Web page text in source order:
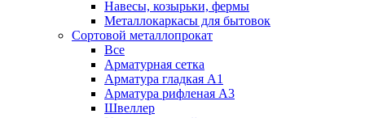
Навесы, козырьки, фермы
Металлокаркасы для бытовок
Сортовой металлопрокат
Все
Арматурная сетка
Арматура гладкая А1
Арматура рифленая А3
Швеллер